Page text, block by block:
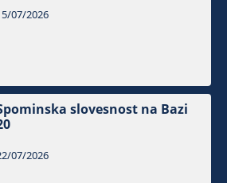
07/2026
slovesnost na Bazi
07/2026